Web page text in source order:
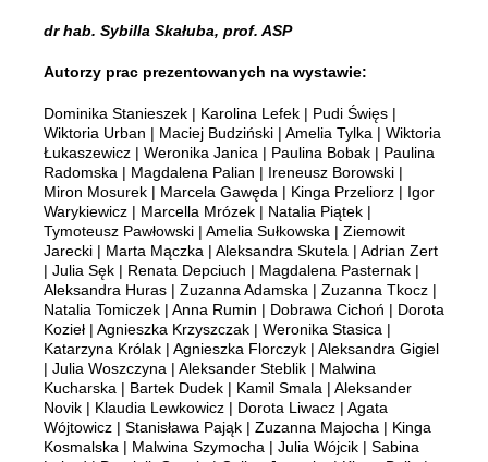
dr hab. Sybilla Skałuba, prof. ASP
Autorzy prac prezentowanych na wystawie:
Dominika Stanieszek | Karolina Lefek | Pudi Święs |
Wiktoria Urban | Maciej Budziński | Amelia Tylka | Wiktoria
Łukaszewicz | Weronika Janica | Paulina Bobak | Paulina
Radomska | Magdalena Palian | Ireneusz Borowski |
Miron Mosurek | Marcela Gawęda | Kinga Przeliorz | Igor
Warykiewicz | Marcella Mrózek | Natalia Piątek |
Tymoteusz Pawłowski | Amelia Sułkowska | Ziemowit
Jarecki | Marta Mączka | Aleksandra Skutela | Adrian Zert
| Julia Sęk | Renata Depciuch | Magdalena Pasternak |
Aleksandra Huras | Zuzanna Adamska | Zuzanna Tkocz |
Natalia Tomiczek | Anna Rumin | Dobrawa Cichoń | Dorota
Kozieł | Agnieszka Krzyszczak | Weronika Stasica |
Katarzyna Królak | Agnieszka Florczyk | Aleksandra Gigiel
| Julia Woszczyna | Aleksander Steblik | Malwina
Kucharska | Bartek Dudek | Kamil Smala | Aleksander
Novik | Klaudia Lewkowicz | Dorota Liwacz | Agata
Wójtowicz | Stanisława Pająk | Zuzanna Majocha | Kinga
Kosmalska | Malwina Szymocha | Julia Wójcik | Sabina